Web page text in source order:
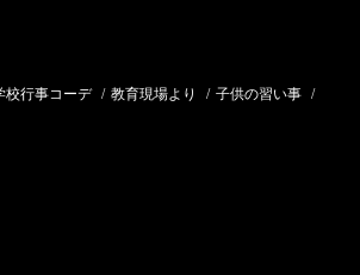
校行事コーデ / 教育現場より / 子供の習い事 /